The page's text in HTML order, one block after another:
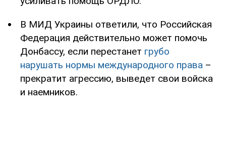
В МИД Украины ответили, что Российская
Федерация действительно может помочь
Донбассу, если перестанет грубо
нарушать нормы международного права –
прекратит агрессию, выведет свои войска
и наемников.